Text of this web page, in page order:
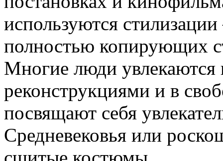
используются
полностью копирующих
Многие люди увлекаются
реконструкциями и в
посвящают себя
Средневековья или